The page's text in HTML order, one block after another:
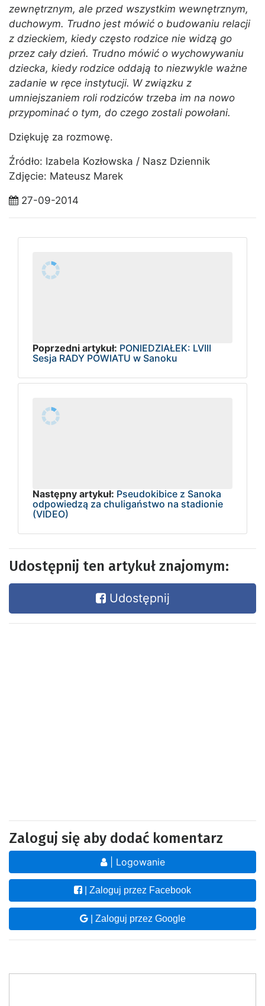
zewnętrznym, ale przed wszystkim wewnętrznym,
duchowym. Trudno jest mówić o budowaniu relacji
z dzieckiem, kiedy często rodzice nie widzą go
przez cały dzień. Trudno mówić o wychowywaniu
dziecka, kiedy rodzice oddają to niezwykle ważne
zadanie w ręce instytucji. W związku z
umniejszaniem roli rodziców trzeba im na nowo
przypominać o tym, do czego zostali powołani.
Dziękuję za rozmowę.
Źródło: Izabela Kozłowska / Nasz Dziennik
Zdjęcie: Mateusz Marek
27-09-2014
Poprzedni artykuł: PONIEDZIAŁEK: LVIII
Sesja RADY POWIATU w Sanoku
Następny artykuł: Pseudokibice z Sanoka
odpowiedzą za chuligaństwo na stadionie
(VIDEO)
Udostępnij ten artykuł znajomym:
Udostępnij
Zaloguj się aby dodać komentarz
| Logowanie
| Zaloguj przez Facebook
| Zaloguj przez Google